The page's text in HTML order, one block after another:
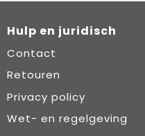
Hulp en juridisch
Contact
Retouren
Privacy policy
Wet- en regelgeving